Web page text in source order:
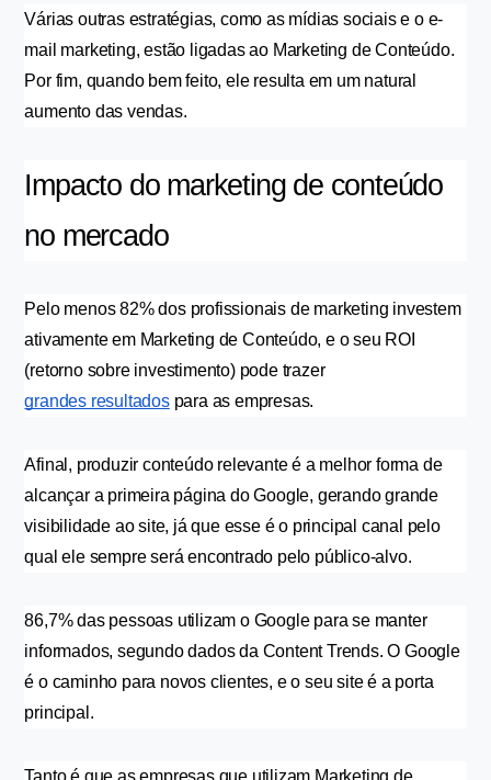
Várias outras estratégias, como as mídias sociais e o e-
mail marketing, estão ligadas ao Marketing de Conteúdo.
Por fim, quando bem feito, ele resulta em um natural
aumento das vendas.
Impacto do marketing de conteúdo
no mercado
Pelo menos 82% dos profissionais de marketing investem
ativamente em Marketing de Conteúdo, e o seu ROI
(retorno sobre investimento) pode trazer
grandes resultados para as empresas.
Afinal, produzir conteúdo relevante é a melhor forma de
alcançar a primeira página do Google, gerando grande
visibilidade ao site, já que esse é o principal canal pelo
qual ele sempre será encontrado pelo público-alvo.
86,7% das pessoas utilizam o Google para se manter
informados, segundo dados da Content Trends. O Google
é o caminho para novos clientes, e o seu site é a porta
principal.
Tanto é que as empresas que utilizam Marketing de